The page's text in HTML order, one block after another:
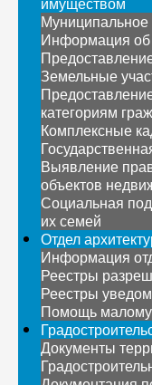
Информация об
Земельные
категориям
Комплексные
Выявление
объектов
Социальная
их семей
Отдел
Информация
Реестры
Реестры
Помощь малому
Документы